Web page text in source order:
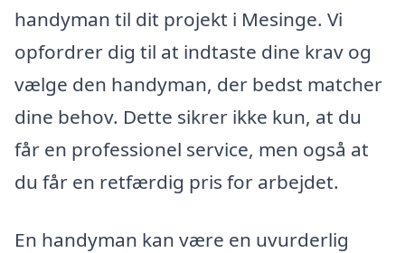
handyman til dit projekt i Mesinge. Vi
opfordrer dig til at indtaste dine krav og
vælge den handyman, der bedst matcher
dine behov. Dette sikrer ikke kun, at du
får en professionel service, men også at
du får en retfærdig pris for arbejdet.
En handyman kan være en uvurderlig